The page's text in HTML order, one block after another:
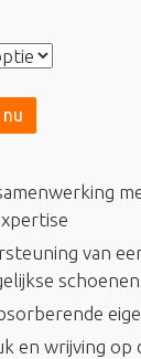
van
schoenen
en wrijving op